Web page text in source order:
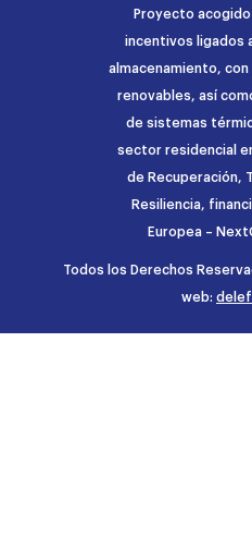
Proyecto
incentivos ligados
almacenamiento,
renovables, así
de sistemas
sector residencial
de Recuperación,
Resiliencia,
Europea –
Todos los Derechos
web: